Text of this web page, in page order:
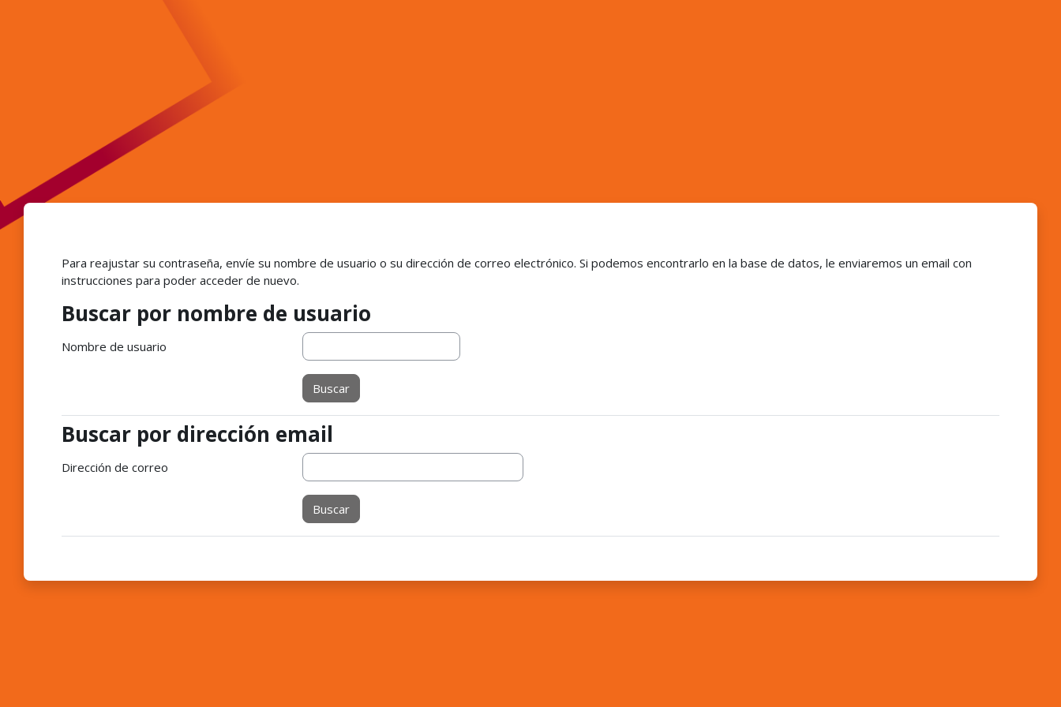
Para reajustar su contraseña, envíe su nombre de usuario o su dirección de correo electrónico. Si podemos encontrarlo en la base de datos, le enviaremos un email con
instrucciones para poder acceder de nuevo.
Buscar por nombre de usuario
Buscar por nombre de usuario
Nombre de usuario
Buscar por dirección email
Buscar por dirección email
Dirección de correo